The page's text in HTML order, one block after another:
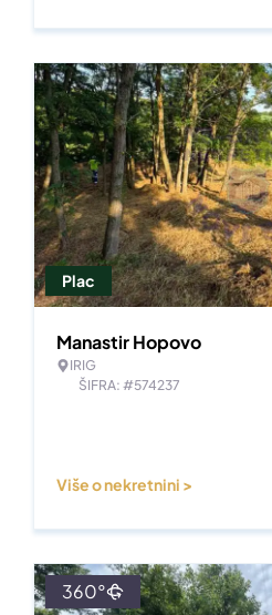
Plac
Manastir Hopovo
IRIG
ŠIFRA: #574237
Više o nekretnini >
360°